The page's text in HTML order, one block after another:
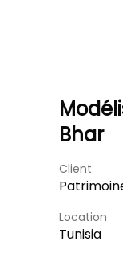
Bhar
Client
Location
Tunisia